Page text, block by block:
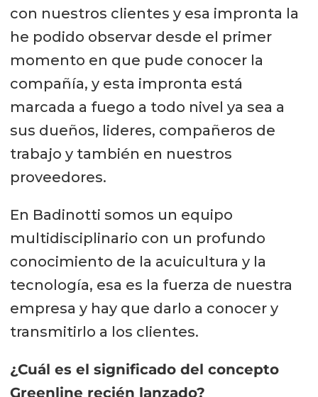
con nuestros clientes y esa impronta la
he podido observar desde el primer
momento en que pude conocer la
compañía, y esta impronta está
marcada a fuego a todo nivel ya sea a
sus dueños, lideres, compañeros de
trabajo y también en nuestros
proveedores.
En Badinotti somos un equipo
multidisciplinario con un profundo
conocimiento de la acuicultura y la
tecnología, esa es la fuerza de nuestra
empresa y hay que darlo a conocer y
transmitirlo a los clientes.
¿Cuál es el significado del concepto
Greenline recién lanzado?